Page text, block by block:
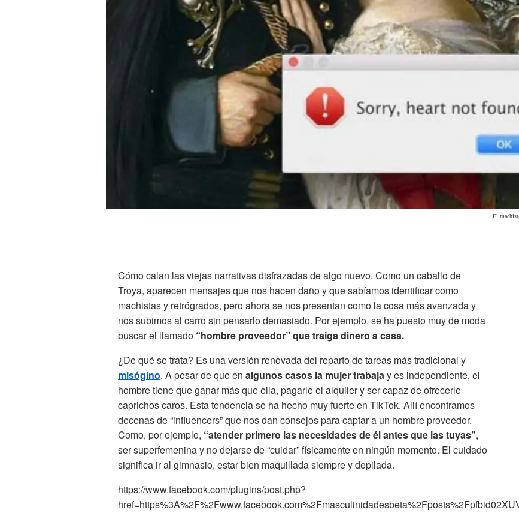
El
Cómo calan las viejas narrativas disfrazadas de algo nuevo. Como un caballo de
Troya, aparecen mensajes que nos hacen daño y que sabíamos identificar como
machistas y retrógrados, pero ahora se nos presentan como la cosa más avanzada y
nos subimos al carro sin pensarlo demasiado. Por ejemplo, se ha puesto muy de moda
buscar el llamado “hombre proveedor” que traiga dinero a casa.
¿De qué se trata? Es una versión renovada del reparto de tareas más tradicional y
misógino. A pesar de que en algunos casos la mujer trabajay es independiente, el
hombre tiene que ganar más que ella, pagarle el alquiler y ser capaz de ofrecerle
caprichos caros. Esta tendencia se ha hecho muy fuerte en TikTok. Allí encontramos
decenas de “influencers” que nos dan consejos para captar a un hombre proveedor.
Como, por ejemplo, “atender primero las necesidades de él antes que las tuyas”,
ser superfemenina y no dejarse de “cuidar” físicamente en ningún momento. El cuidado
significa ir al gimnasio, estar bien maquillada siempre y depilada.
https://www.facebook.com/plugins/post.php?